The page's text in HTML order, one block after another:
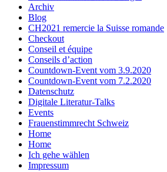
Archiv
Blog
CH2021 remercie la Suisse romande
Checkout
Conseil et équipe
Conseils d’action
Countdown-Event vom 3.9.2020
Countdown-Event vom 7.2.2020
Datenschutz
Digitale Literatur-Talks
Events
Frauenstimmrecht Schweiz
Home
Home
Ich gehe wählen
Impressum